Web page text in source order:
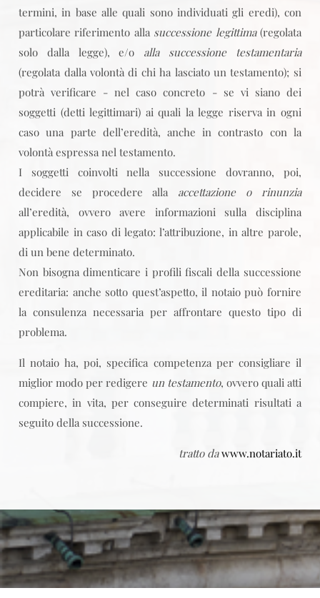
termini, in base alle quali sono individuati gli eredi), con
particolare riferimento alla successione legittima(regolata
solo dalla legge), e/o alla successione testamentaria
(regolata dalla volontà di chi ha lasciato un testamento); si
potrà verificare - nel caso concreto - se vi siano dei
soggetti (detti legittimari) ai quali la legge riserva in ogni
caso una parte dell’eredità, anche in contrasto con la
volontà espressa nel testamento.
I soggetti coinvolti nella successione dovranno, poi,
decidere se procedere alla accettazione o rinunzia
all’eredità, ovvero avere informazioni sulla disciplina
applicabile in caso di legato: l’attribuzione, in altre parole,
di un bene determinato.
Non bisogna dimenticare i profili fiscali della successione
ereditaria: anche sotto quest’aspetto, il notaio può fornire
la consulenza necessaria per affrontare questo tipo di
problema.
Il notaio ha, poi, specifica competenza per consigliare il
miglior modo per redigere un testamento, ovvero quali atti
compiere, in vita, per conseguire determinati risultati a
seguito della successione.
tratto dawww.notariato.it